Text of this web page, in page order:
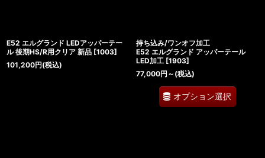
E52 エルグランド LEDアッパーテー
ル 後期HS/R用クリア 新品 [1003]
101,200円(税込)
持ち込み/ワンオフ加工
E52 エルグランド アッパーテール
LED加工 [1903]
77,000円 ～ (税込)
オプション選択